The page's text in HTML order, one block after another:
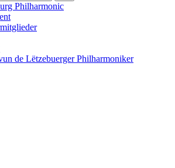
Philharmonic
de Lëtzebuerger Philharmoniker